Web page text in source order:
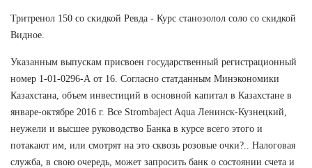
Тритренол 150 со скидкой Ревда - Курс станозолол соло со скидкой
Видное.
Указанным выпускам присвоен государственный регистрационный
номер 1-01-0296-А от 16. Согласно статданным Минэкономики
Казахстана, объем инвестиций в основной капитал в Казахстане в
январе-октябре 2016 г. Все Strombaject Aqua Ленинск-Кузнецкий,
неужели и высшее руководство Банка в курсе всего этого и
потакают им, или смотрят на это сквозь розовые очки?.. Налоговая
служба, в свою очередь, может запросить банк о состоянии счета и